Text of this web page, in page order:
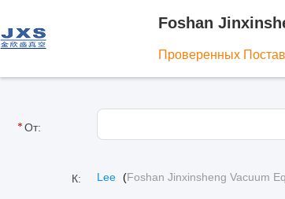
Foshan
Проверенных
От:
К: Lee (Foshan Jinxinsheng Vacuum